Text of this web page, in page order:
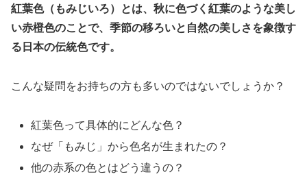
紅葉色（もみじいろ）とは、秋に色づく紅葉のような美し
い赤橙色のことで、季節の移ろいと自然の美しさを象徴す
る日本の伝統色です。
こんな疑問をお持ちの方も多いのではないでしょうか？
紅葉色って具体的にどんな色？
なぜ「もみじ」から色名が生まれたの？
他の赤系の色とはどう違うの？